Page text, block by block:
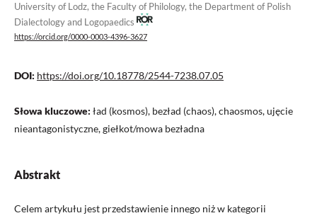
University of Lodz, the Faculty of Philology, the Department of Polish
Dialectology and Logopaedics
https://orcid.org/0000-0003-4396-3627
DOI: https://doi.org/10.18778/2544-7238.07.05
Słowa kluczowe: ład (kosmos), bezład (chaos), chaosmos, ujęcie
nieantagonistyczne, giełkot/mowa bezładna
Abstrakt
Celem artykułu jest przedstawienie innego niż w kategorii